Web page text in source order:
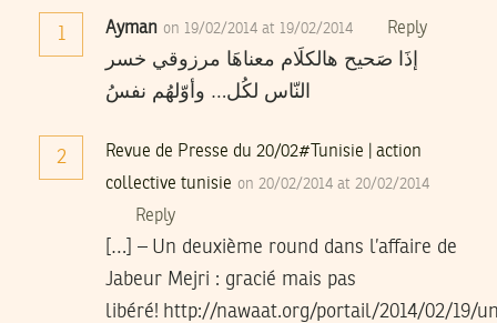
1 Ayman on 19/02/2014 at 19/02/2014 Reply
إذَا صَحيح هالكلَام معناهَا مرزوقي خسر
النّاس لكُل… وأوّلهُم نفسُ
2
Revue de Presse du 20/02#Tunisie | action
collective tunisie on 20/02/2014 at 20/02/2014
Reply
[…] – Un deuxième round dans l’affaire de
Jabeur Mejri : gracié mais pas
libéré! http://nawaat.org/portail/2014/02/19/